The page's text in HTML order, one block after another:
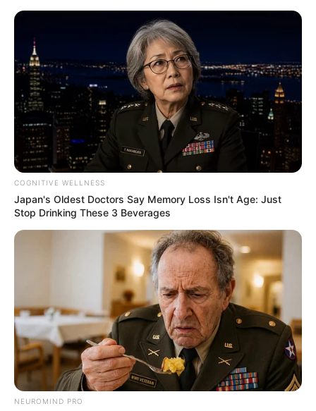
HOME
INSPIRASI
STYLE
FILM &
SERIES
NGAKAK
QUOTES
HYPE
MORE
COGNITIVE WELLNESS
Japan's Oldest Doctors Say Memory Loss Isn't Age: Just
Stop Drinking These 3 Beverages
NEUROMIND PRO